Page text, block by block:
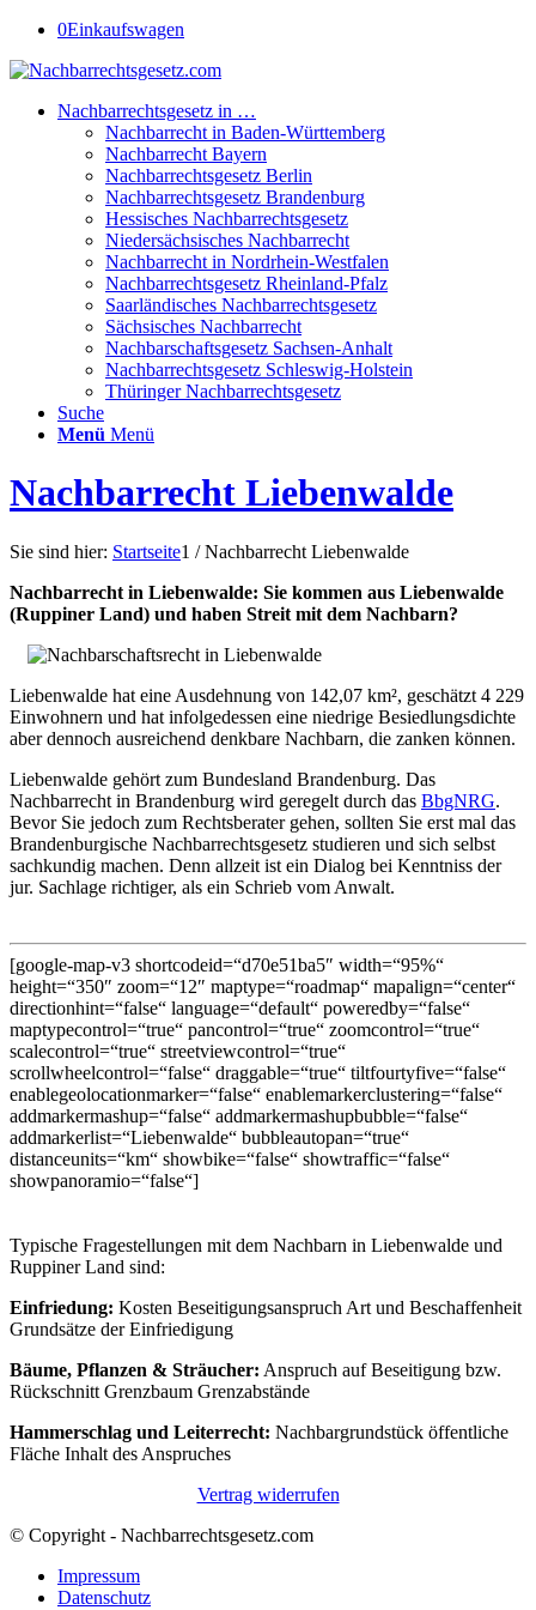
0Einkaufswagen
Nachbarrechtsgesetz in …
Nachbarrecht in Baden-Württemberg
Nachbarrecht Bayern
Nachbarrechtsgesetz Berlin
Nachbarrechtsgesetz Brandenburg
Hessisches Nachbarrechtsgesetz
Niedersächsisches Nachbarrecht
Nachbarrecht in Nordrhein-Westfalen
Nachbarrechtsgesetz Rheinland-Pfalz
Saarländisches Nachbarrechtsgesetz
Sächsisches Nachbarrecht
Nachbarschaftsgesetz Sachsen-Anhalt
Nachbarrechtsgesetz Schleswig-Holstein
Thüringer Nachbarrechtsgesetz
Suche
Menü Menü
Nachbarrecht Liebenwalde
Sie sind hier: Startseite1 / Nachbarrecht Liebenwalde
Nachbarrecht in Liebenwalde: Sie kommen aus Liebenwalde
(Ruppiner Land) und haben Streit mit dem Nachbarn?
Liebenwalde hat eine Ausdehnung von 142,07 km², geschätzt 4 229
Einwohnern und hat infolgedessen eine niedrige Besiedlungsdichte
aber dennoch ausreichend denkbare Nachbarn, die zanken können.
Liebenwalde gehört zum Bundesland Brandenburg. Das
Nachbarrecht in Brandenburg wird geregelt durch das BbgNRG.
Bevor Sie jedoch zum Rechtsberater gehen, sollten Sie erst mal das
Brandenburgische Nachbarrechtsgesetz studieren und sich selbst
sachkundig machen. Denn allzeit ist ein Dialog bei Kenntniss der
jur. Sachlage richtiger, als ein Schrieb vom Anwalt.
[google-map-v3 shortcodeid=“d70e51ba5″ width=“95%“
height=“350″ zoom=“12″ maptype=“roadmap“ mapalign=“center“
directionhint=“false“ language=“default“ poweredby=“false“
maptypecontrol=“true“ pancontrol=“true“ zoomcontrol=“true“
scalecontrol=“true“ streetviewcontrol=“true“
scrollwheelcontrol=“false“ draggable=“true“ tiltfourtyfive=“false“
enablegeolocationmarker=“false“ enablemarkerclustering=“false“
addmarkermashup=“false“ addmarkermashupbubble=“false“
addmarkerlist=“Liebenwalde“ bubbleautopan=“true“
distanceunits=“km“ showbike=“false“ showtraffic=“false“
showpanoramio=“false“]
Typische Fragestellungen mit dem Nachbarn in Liebenwalde und
Ruppiner Land sind:
Einfriedung: Kosten Beseitigungsanspruch Art und Beschaffenheit
Grundsätze der Einfriedigung
Bäume, Pflanzen & Sträucher: Anspruch auf Beseitigung bzw.
Rückschnitt Grenzbaum Grenzabstände
Hammerschlag und Leiterrecht: Nachbargrundstück öffentliche
Fläche Inhalt des Anspruches
Vertrag widerrufen
© Copyright - Nachbarrechtsgesetz.com
Impressum
Datenschutz